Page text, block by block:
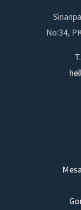
No:34,